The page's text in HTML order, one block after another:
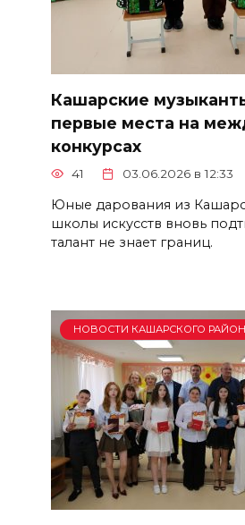
Кашарские
первые места на
конкурсах
41 03.06.2026 в 12:33
Юные дарования из
школы искусств вновь
талант не знает границ.
НОВОСТИ КАШАРСКОГО